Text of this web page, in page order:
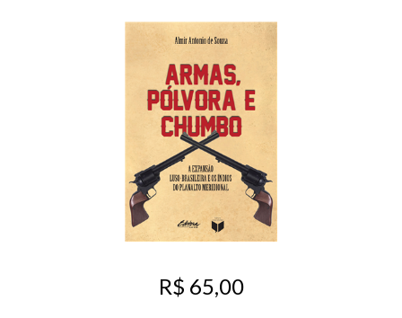
R$ 65,00